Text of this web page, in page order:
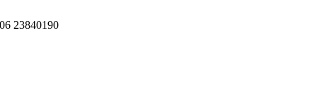
06 23840190